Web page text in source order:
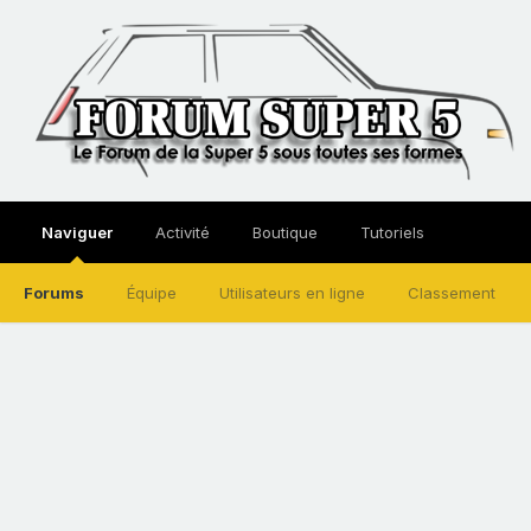
Naviguer
Forums Équipe Utilisateurs en ligne Classement
Activité Boutique Tutoriels